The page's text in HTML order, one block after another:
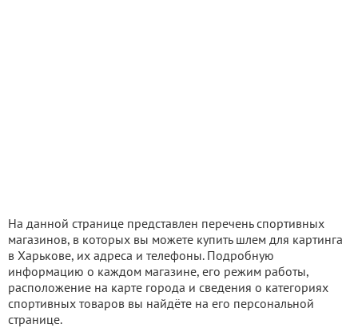
На данной странице представлен перечень спортивных
магазинов, в которых вы можете купить шлем для картинга
в Харькове, их адреса и телефоны. Подробную
информацию о каждом магазине, его режим работы,
расположение на карте города и сведения о категориях
спортивных товаров вы найдёте на его персональной
странице.